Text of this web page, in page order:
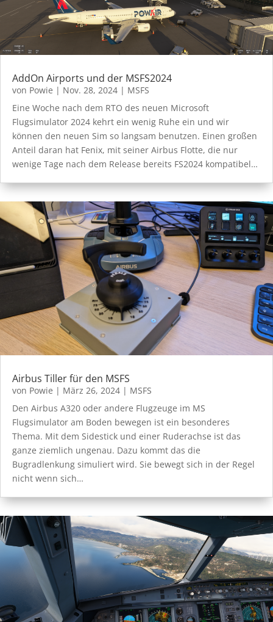
AddOn Airports und der MSFS2024
von Powie | Nov. 28, 2024 | MSFS
Eine Woche nach dem RTO des neuen Microsoft
Flugsimulator 2024 kehrt ein wenig Ruhe ein und wir
können den neuen Sim so langsam benutzen. Einen großen
Anteil daran hat Fenix, mit seiner Airbus Flotte, die nur
wenige Tage nach dem Release bereits FS2024 kompatibel…
Airbus Tiller für den MSFS
von Powie | März 26, 2024 | MSFS
Den Airbus A320 oder andere Flugzeuge im MS
Flugsimulator am Boden bewegen ist ein besonderes
Thema. Mit dem Sidestick und einer Ruderachse ist das
ganze ziemlich ungenau. Dazu kommt das die
Bugradlenkung simuliert wird. Sie bewegt sich in der Regel
nicht wenn sich…